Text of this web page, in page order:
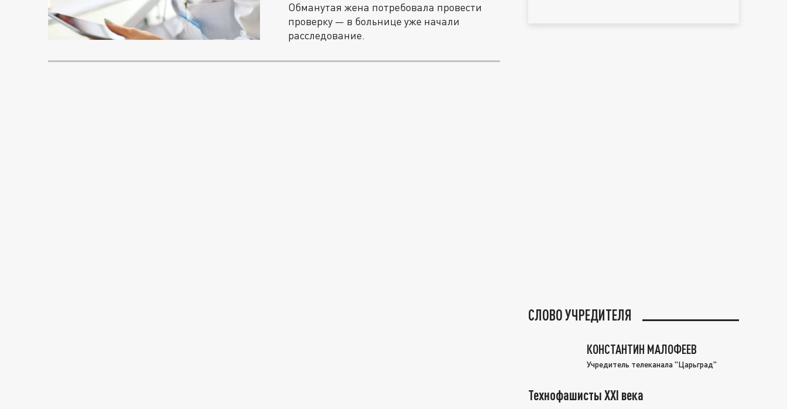
Обманутая жена потребовала провести
проверку — в больнице уже начали
расследование.
СЛОВО УЧРЕДИТЕЛЯ
КОНСТАНТИН МАЛОФЕЕВ
Учредитель телеканала "Царьград"
Технофашисты XXI века